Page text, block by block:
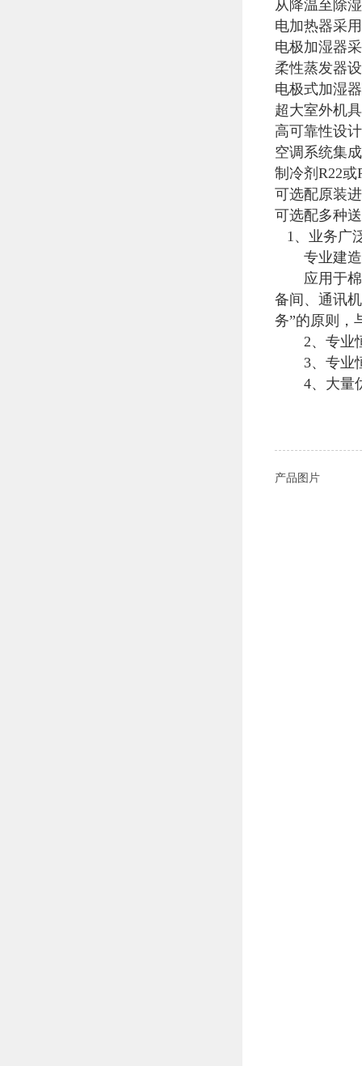
从降温至除
电加热器采
电极加湿器
柔性蒸发器
电极式加湿
超大室外机
高可靠性设
空调系统集
制冷剂 R22或
可选配原装
可选配多种送
1、业务广
专业建造
应用于棉
备间、通讯
务”的原则，
2、专业
3、专业
4、大量
产品图片